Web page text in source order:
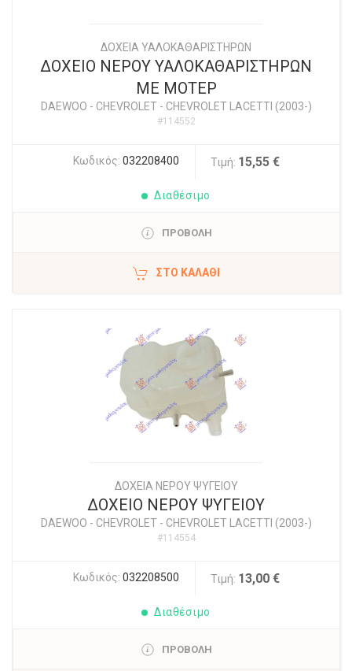
ΔΟΧΕΙΑ ΥΑΛΟΚΑΘΑΡΙΣΤΗΡΩΝ
ΔΟΧΕΙΟ ΝΕΡΟΥ ΥΑΛΟΚΑΘΑΡΙΣΤΗΡΩΝ
ΜΕ ΜΟΤΕΡ
DAEWOO - CHEVROLET- CHEVROLET LACETTI (2003-)
#114552
Κωδικός: 032208400 Τιμή: 15,55 €
Διαθέσιμο
ΠΡΟΒΟΛΗ
ΣΤΟ ΚΑΛΆΘΙ
ΔΟΧΕΙΑ ΝΕΡΟΥ ΨΥΓΕΙΟΥ
ΔΟΧΕΙΟ ΝΕΡΟΥ ΨΥΓΕΙΟΥ
DAEWOO - CHEVROLET- CHEVROLET LACETTI (2003-)
#114554
Κωδικός: 032208500 Τιμή: 13,00 €
Διαθέσιμο
ΠΡΟΒΟΛΗ